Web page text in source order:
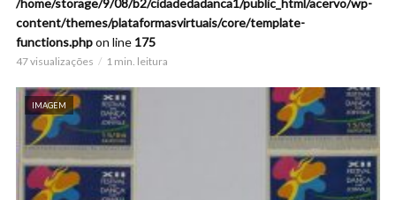
content/themes/plataformasvirtuais/core/template-
functions.phpon line 175
47 visualizações 1 min. leitura
IMAGEM